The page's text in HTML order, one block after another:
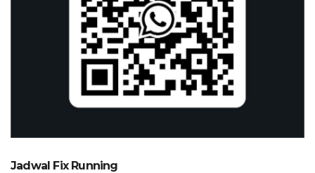
Jadwal Fix Running